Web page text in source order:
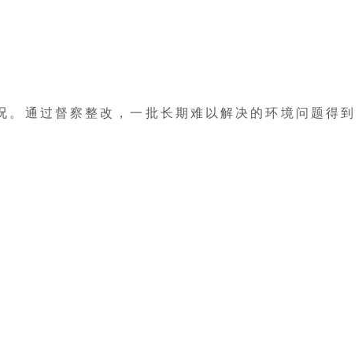
通过督察整改，一批长期难以解决的环境问题得到